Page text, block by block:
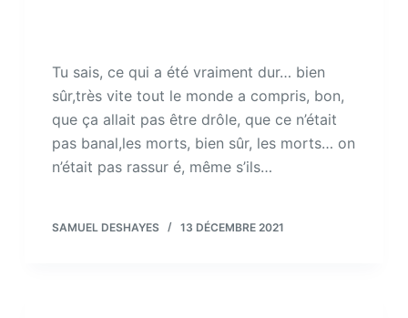
Tu sais, ce qui a été vraiment dur… bien
sûr,très vite tout le monde a compris, bon,
que ça allait pas être drôle, que ce n’était
pas banal,les morts, bien sûr, les morts… on
n’était pas rassur é, même s’ils…
SAMUEL DESHAYES 13 DÉCEMBRE 2021